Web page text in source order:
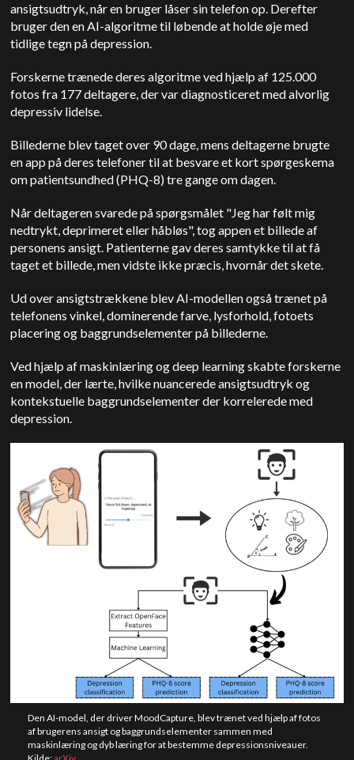
ansigtsudtryk, når en bruger låser sin telefon op. Derefter
bruger den en AI-algoritme til løbende at holde øje med
tidlige tegn på depression.
Forskerne trænede deres algoritme ved hjælp af 125.000
fotos fra 177 deltagere, der var diagnosticeret med alvorlig
depressiv lidelse.
Billederne blev taget over 90 dage, mens deltagerne brugte
en app på deres telefoner til at besvare et kort spørgeskema
om patientsundhed (PHQ-8) tre gange om dagen.
Når deltageren svarede på spørgsmålet "Jeg har følt mig
nedtrykt, deprimeret eller håbløs", tog appen et billede af
personens ansigt. Patienterne gav deres samtykke til at få
taget et billede, men vidste ikke præcis, hvornår det skete.
Ud over ansigtstrækkene blev AI-modellen også trænet på
telefonens vinkel, dominerende farve, lysforhold, fotoets
placering og baggrundselementer på billederne.
Ved hjælp af maskinlæring og deep learning skabte forskerne
en model, der lærte, hvilke nuancerede ansigtsudtryk og
kontekstuelle baggrundselementer der korrelerede med
depression.
Den AI-model, der driver MoodCapture, blev trænet ved hjælp af fotos
af brugerens ansigt og baggrundselementer sammen med
maskinlæring og dyb læring for at bestemme depressionsniveauer.